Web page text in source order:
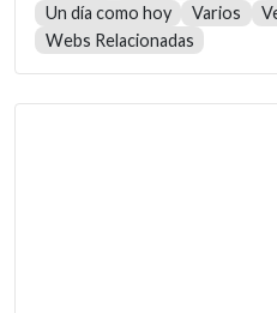
Un día como hoy
Varios
Webs Relacionadas